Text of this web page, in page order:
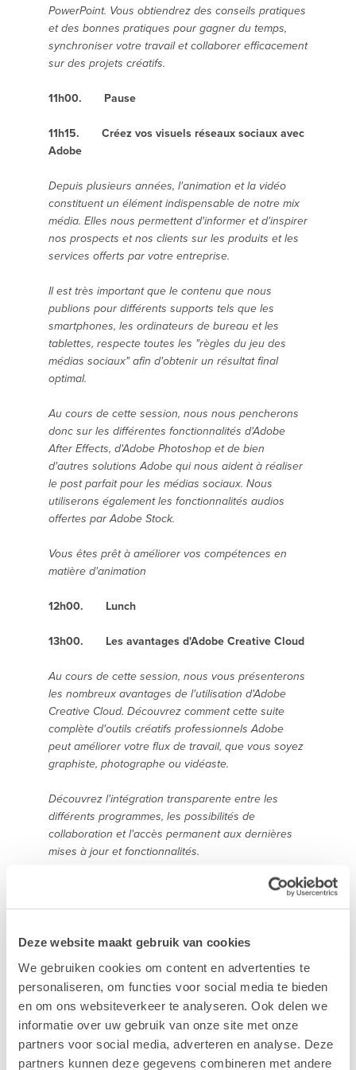
Deze website maakt gebruik van cookies
We gebruiken cookies om content en advertenties te
personaliseren, om functies voor social media te bieden
en om ons websiteverkeer te analyseren. Ook delen we
informatie over uw gebruik van onze site met onze
partners voor social media, adverteren en analyse. Deze
partners kunnen deze gegevens combineren met andere
PowerPoint. Vous obtiendrez des conseils pratiques
et des bonnes pratiques pour gagner du temps,
synchroniser votre travail et collaborer efficacement
sur des projets créatifs.
11h00. Pause
11h15. Créez vos visuels réseaux sociaux avec
Adobe
Depuis plusieurs années, l'animation et la vidéo
constituent un élément indispensable de notre mix
média. Elles nous permettent d'informer et d'inspirer
nos prospects et nos clients sur les produits et les
services offerts par votre entreprise.
Il est très important que le contenu que nous
publions pour différents supports tels que les
smartphones, les ordinateurs de bureau et les
tablettes, respecte toutes les "règles du jeu des
médias sociaux" afin d'obtenir un résultat final
optimal.
Au cours de cette session, nous nous pencherons
donc sur les différentes fonctionnalités d'Adobe
After Effects, d'Adobe Photoshop et de bien
d'autres solutions Adobe qui nous aident à réaliser
le post parfait pour les médias sociaux. Nous
utiliserons également les fonctionnalités audios
offertes par Adobe Stock.
Vous êtes prêt à améliorer vos compétences en
matière d'animation
12h00. Lunch
13h00. Les avantages d'Adobe Creative Cloud
Au cours de cette session, nous vous présenterons
les nombreux avantages de l'utilisation d'Adobe
Creative Cloud. Découvrez comment cette suite
complète d'outils créatifs professionnels Adobe
peut améliorer votre flux de travail, que vous soyez
graphiste, photographe ou vidéaste.
Découvrez l'intégration transparente entre les
différents programmes, les possibilités de
collaboration et l'accès permanent aux dernières
mises à jour et fonctionnalités.
Laissez-vous inspirer et découvrez comment Adobe
Illustrator et InDesign
Vous êtes un utilisateur expérimenté d'Adobe
Photoshop, Illustrator et/ou InDesign ? Cette session
est faite pour vous.